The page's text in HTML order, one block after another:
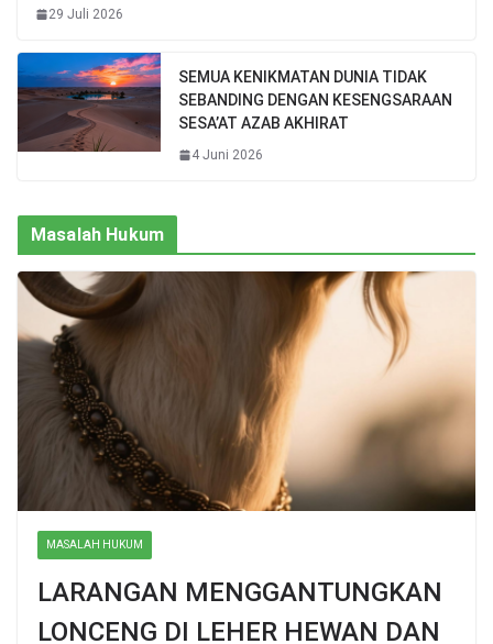
29 Juli 2026
SEMUA KENIKMATAN DUNIA TIDAK
SEBANDING DENGAN KESENGSARAAN
SESA’AT AZAB AKHIRAT
4 Juni 2026
Masalah Hukum
MASALAH HUKUM
LARANGAN MENGGANTUNGKAN
LONCENG DI LEHER HEWAN DAN